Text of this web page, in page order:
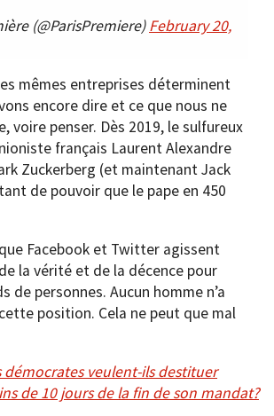
(@ParisPremiere)February 20,
mêmes entreprises déterminent
encore dire et ce que nous ne
voire penser. Dès 2019, le sulfureux
français Laurent Alexandre
Zuckerberg (et maintenant Jack
de pouvoir que le pape en 450
Facebook et Twitter agissent
la vérité et de la décence pour
de personnes. Aucun homme n’a
position. Cela ne peut que mal
démocrates veulent-ils destituer
de 10 jours de la fin de son mandat?